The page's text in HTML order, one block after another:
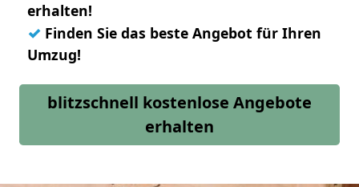
erhalten!
✓ Finden Sie das beste Angebot für Ihren
Umzug!
blitzschnell kostenlose Angebote
erhalten